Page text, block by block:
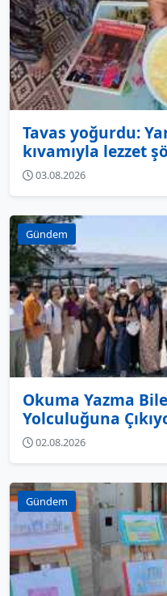
Tavas yoğurdu:
kıvamıyla lezzet
03.08.2026
Gündem
Okuma Yazma
Yolculuğuna
02.08.2026
Gündem